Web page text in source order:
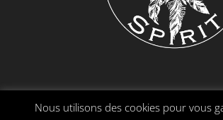
Chinook Spirit ® | Mentions
Nous utilisons des cookies pour vous